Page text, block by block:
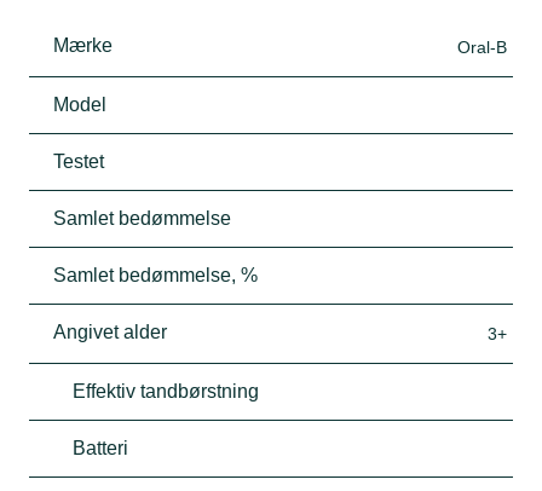
Mærke Oral-B
Model
Testet
Samlet bedømmelse
Samlet bedømmelse, %
Angivet alder 3+
Effektiv tandbørstning
Batteri